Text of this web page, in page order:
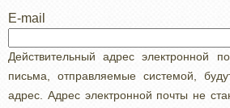
E-mail
Действительный адрес электронной
письма, отправляемые системой,
адрес. Адрес электронной почты не